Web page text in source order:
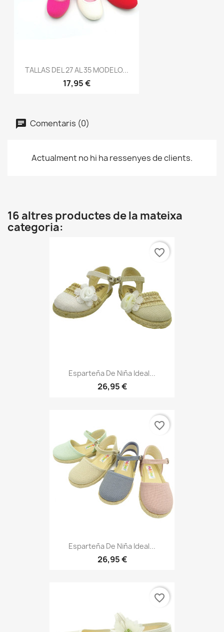
TALLAS DEL 27 AL 35 MODELO...
17,95 €
Comentaris (0)
Actualment no hi ha ressenyes de clients.
16 altres productes de la mateixa
categoria:
Esparteña De Niña Ideal...
26,95 €
favorite_border
Esparteña De Niña Ideal...
26,95 €
favorite_border
favorite_border